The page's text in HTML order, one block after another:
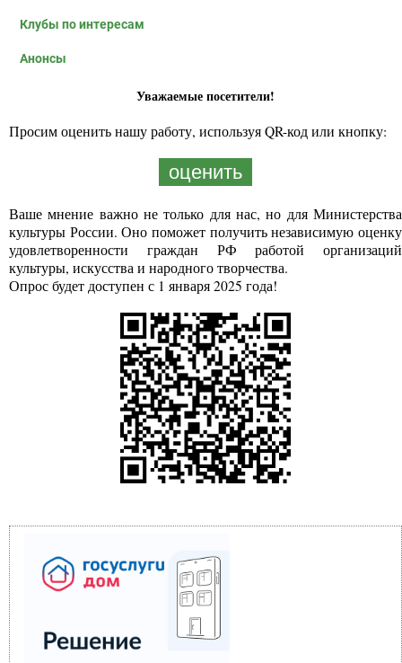
Клубы по интересам
Анонсы
Уважаемые посетители!
Просим оценить нашу работу, используя QR-код или кнопку:
оценить
Ваше мнение важно не только для нас, но для Министерства
культуры России. Оно поможет получить независимую оценку
удовлетворенности граждан РФ работой организаций
культуры, искусства и народного творчества.
Опрос будет доступен с 1 января 2025 года!